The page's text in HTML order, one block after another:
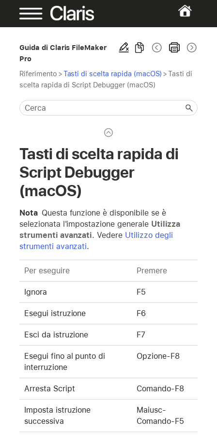
Guida di Claris FileMaker
Pro
Riferimento >Tasti di scelta rapida (macOS) > Tasti di
scelta rapida di Script Debugger (macOS)
Tasti di scelta rapida di
Script Debugger
(macOS)
Nota Questa funzione è disponibile se è
selezionata l'impostazione generale Utilizza
strumenti avanzati. Vedere Utilizzo degli
strumenti avanzati.
Per eseguire Premere
Ignora F5
Esegui istruzione F6
Esci da istruzione F7
Esegui fino al punto di
interruzione
Opzione-F8
Arresta Script Comando-F8
Imposta istruzione
successiva
Maiusc-
Comando-F5